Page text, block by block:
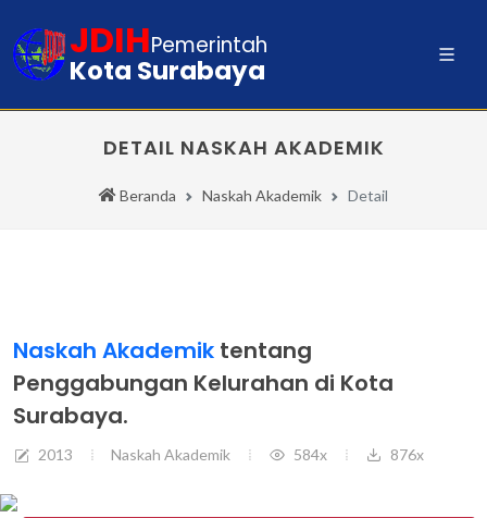
JDIHPemerintah
Kota Surabaya
DETAIL NASKAH AKADEMIK
Beranda Naskah Akademik Detail
Naskah Akademik tentang
Penggabungan Kelurahan di Kota
Surabaya.
2013 Naskah Akademik 584x 876x